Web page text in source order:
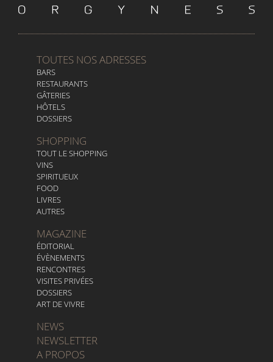
TOUTES NOS ADRESSES
BARS
RESTAURANTS
GÂTERIES
HÔTELS
DOSSIERS
SHOPPING
TOUT LE SHOPPING
VINS
SPIRITUEUX
FOOD
LIVRES
AUTRES
MAGAZINE
ÉDITORIAL
ÉVÈNEMENTS
RENCONTRES
VISITES PRIVÉES
DOSSIERS
ART DE VIVRE
NEWS
NEWSLETTER
A PROPOS